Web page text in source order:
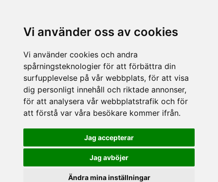
Vi använder oss av cookies
Vi använder cookies och andra
spårningsteknologier för att förbättra din
surfupplevelse på vår webbplats, för att visa
dig personligt innehåll och riktade annonser,
för att analysera vår webbplatstrafik och för
att förstå var våra besökare kommer ifrån.
Jag accepterar
Jag avböjer
Ändra mina inställningar